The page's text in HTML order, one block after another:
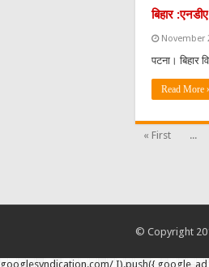
बिहार
November
पटना। बिहार
Read More
« First ...
© Copyright
googlesyndication.com/ I).push({